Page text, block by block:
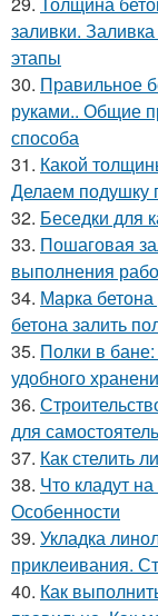
заливки.
этапы
30. Правильное
руками.. Общие
способа
31. Какой
Делаем подушку
32. Беседки для
33. Пошаговая
выполнения
34. Марка
бетона залить
35. Полки в
удобного
36.
для
37. Как стелить
38. Что кладут
Особенности
39. Укладка
приклеивания.
40. Как